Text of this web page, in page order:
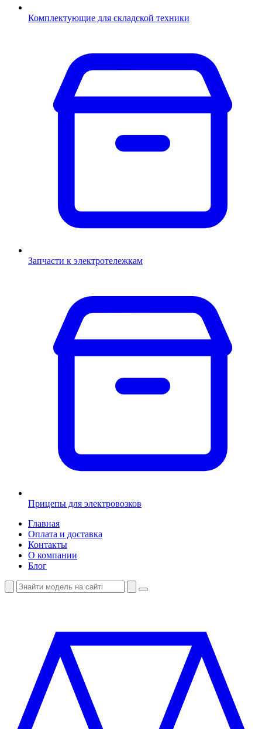
Комплектующие для складской техники
Запчасти к электротележкам
Прицепы для электровозков
Главная
Оплата и доставка
Контакты
О компании
Блог